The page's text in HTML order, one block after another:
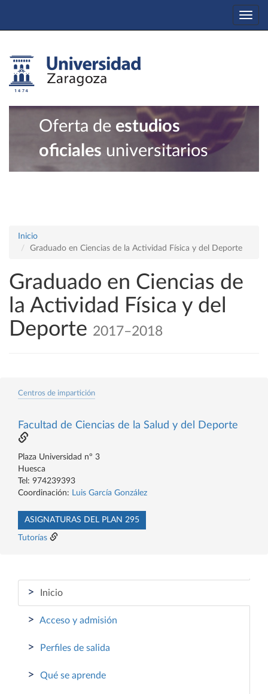
Oferta de estudios
oficiales universitarios
Inicio
Graduado en Ciencias de la Actividad Física y del Deporte
Graduado en Ciencias de
la Actividad Física y del
Deporte 2017–2018
Centros de impartición
Facultad de Ciencias de la Salud y del Deporte
Plaza Universidad nº 3
Huesca
Tel: 974239393
Coordinación: Luis García González
ASIGNATURAS DEL PLAN 295
Tutorías
> Inicio
> Acceso y admisión
> Perfiles de salida
> Qué se aprende